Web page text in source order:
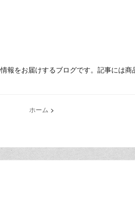
報をお届けするブログです。記事には商
ホーム >